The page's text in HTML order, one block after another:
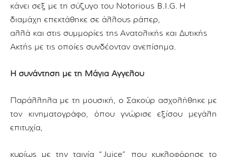
κάνει σεξ με τη σύζυγο του Notorious B.I.G. Η
διαμάχη επεκτάθηκε σε άλλους ράπερ,
αλλά και στις συμμορίες της Ανατολικής και Δυτικής
Ακτής με τις οποίες συνδέονταν ανεπίσημα.
Η συνάντηση με τη Μάγια Αγγέλου
Παράλληλα με τη μουσική, ο Σακούρ ασχολήθηκε με
τον κινηματογράφο, όπου γνώρισε εξίσου μεγάλη
επιτυχία,
κυρίως με την ταινία “Juice” που κυκλοφόρησε το